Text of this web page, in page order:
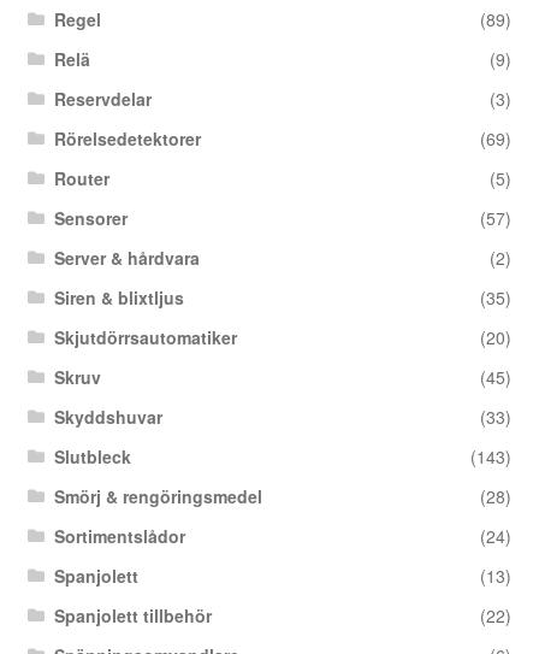
Regel
(89)
Relä
(9)
Reservdelar
(3)
Rörelsedetektorer
(69)
Router
(5)
Sensorer
(57)
Server & hårdvara
(2)
Siren & blixtljus
(35)
Skjutdörrsautomatiker
(20)
Skruv
(45)
Skyddshuvar
(33)
Slutbleck
(143)
Smörj & rengöringsmedel
(28)
Sortimentslådor
(24)
Spanjolett
(13)
Spanjolett tillbehör
(22)